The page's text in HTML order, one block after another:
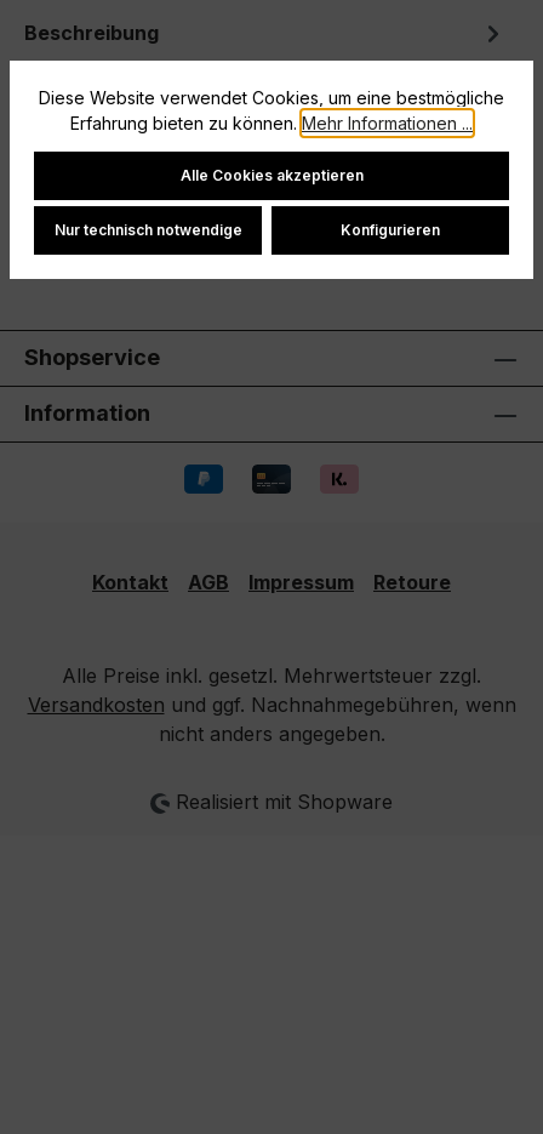
Beschreibung
Passform durch Rechts-Links-System und
Spezialzonen für ein besonders angenehm…Mehr
Bewertungen
Shopservice
Information
Kontakt AGB Impressum Retoure
Alle Preise inkl. gesetzl. Mehrwertsteuer zzgl.
Versandkosten und ggf. Nachnahmegebühren, wenn
nicht anders angegeben.
Realisiert mit Shopware
Diese Website verwendet Cookies, um eine bestmögliche
Erfahrung bieten zu können. Mehr Informationen ...
Cookie-Einstellungen
Alle Cookies akzeptieren
Nur technisch notwendige Konfigurieren